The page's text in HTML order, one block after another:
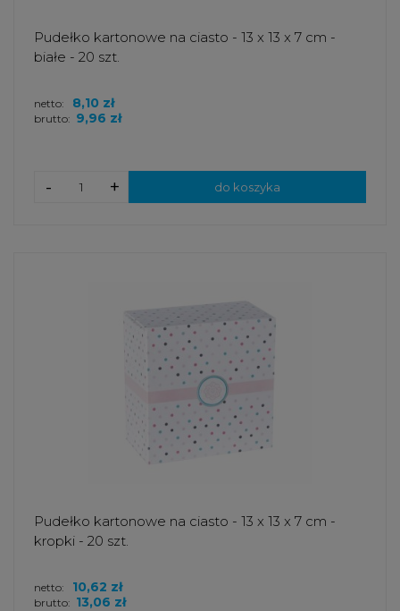
Pudełko kartonowe na ciasto - 13 x 13 x 7 cm -
białe - 20 szt.
brutto: 9,96 zł
netto: 8,10 zł
+
- do koszyka
Pudełko kartonowe na ciasto - 13 x 13 x 7 cm -
kropki - 20 szt.
brutto: 13,06 zł
netto: 10,62 zł